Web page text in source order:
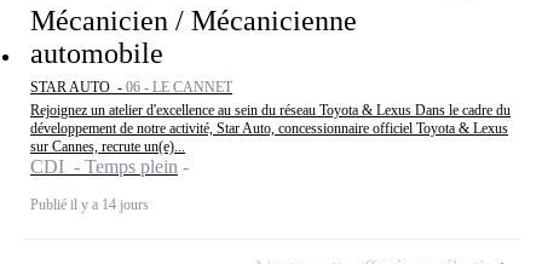
Mécanicien / Mécanicienne
automobile
STAR AUTO - 06 - LE CANNET
Rejoignez un atelier d'excellence au sein du réseau Toyota & Lexus Dans le cadre du
développement de notre activité, Star Auto, concessionnaire officiel Toyota & Lexus
sur Cannes, recrute un(e)...
CDI - Temps plein
Publié il y a 14 jours